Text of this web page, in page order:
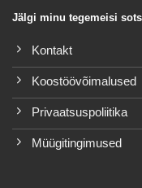
Jälgi minu tegemeisi
Kontakt
Koostöövõimalused
Privaatsuspoliitika
Müügitingimused